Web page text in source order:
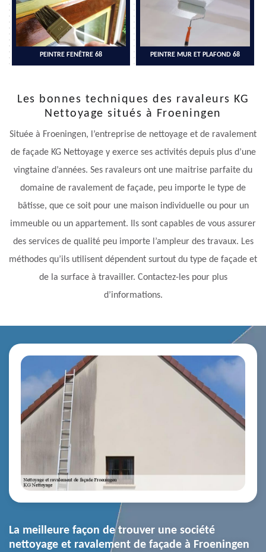
PEINTRE FENÊTRE 68 PEINTRE MUR ET PLAFOND 68
Les bonnes techniques des ravaleurs KG
Nettoyage situés à Froeningen
Située à Froeningen, l’entreprise de nettoyage et de ravalement
de façade KG Nettoyage y exerce ses activités depuis plus d’une
vingtaine d’années. Ses ravaleurs ont une maitrise parfaite du
domaine de ravalement de façade, peu importe le type de
bâtisse, que ce soit pour une maison individuelle ou pour un
immeuble ou un appartement. Ils sont capables de vous assurer
des services de qualité peu importe l’ampleur des travaux. Les
méthodes qu’ils utilisent dépendent surtout du type de façade et
de la surface à travailler. Contactez-les pour plus
d’informations.
La meilleure façon de trouver une société
nettoyage et ravalement de façade à Froeningen